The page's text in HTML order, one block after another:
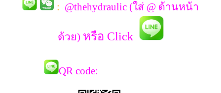
: @thehydraulic (ใส่ @ ด้านหน้า
ด้วย) หรือ Click
QR code: